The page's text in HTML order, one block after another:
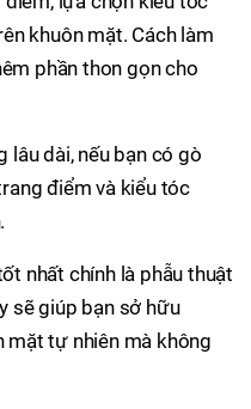
khuôn mặt. Cách làm
phần thon gọn cho
lâu dài, nếu bạn có gò
điểm và kiểu tóc
nhất chính là phẫu thuật
sẽ giúp bạn sở hữu
mặt tự nhiên mà không